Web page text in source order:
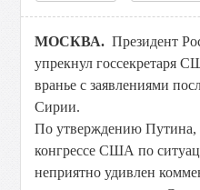
МОСКВА. Президент
упрекнул госсекретаря
вранье с заявлениями
Сирии.
По утверждению Путина,
конгрессе США по
неприятно удивлен